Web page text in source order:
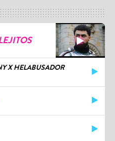
X HELABUSADOR